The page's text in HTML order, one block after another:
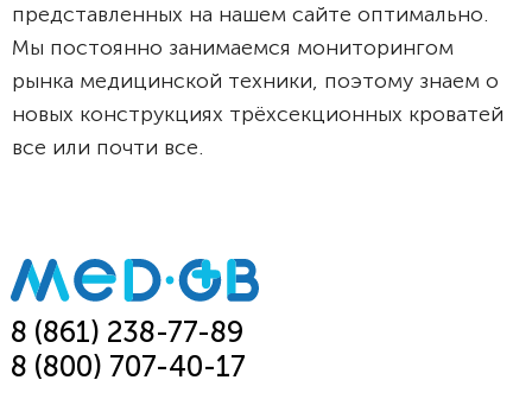
представленных на нашем сайте оптимально.
Мы постоянно занимаемся мониторингом
рынка медицинской техники, поэтому знаем о
новых конструкциях трёхсекционных кроватей
все или почти все.
8 (861) 238-77-89
8 (800) 707-40-17